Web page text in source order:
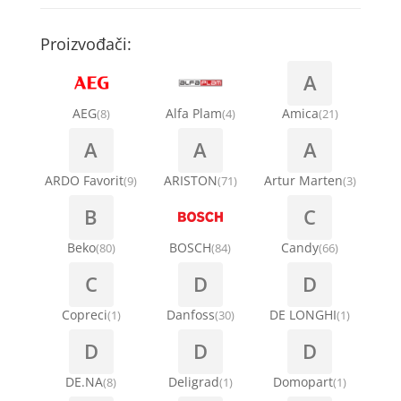
Ručice za vrata za veš mašinu
Šarke za veš mašine
Stakla i okviri vrata za veš mašinu
Termostati i hidrostati za veš mašine
Točkići za sudo mašine
Kompresori za klima uređaje
Kondenz creva
Nosači za klimu
Ostali materijal za montažu klima uređaja
Proizvođači:
AEG(8) Alfa Plam(4)
A
Amica(21)
A
ARDO Favorit(9)
A
ARISTON(71)
A
Artur Marten(3)
B
Beko(80) BOSCH(84)
C
Candy(66)
C
Copreci(1)
D
Danfoss(30)
D
DE LONGHI(1)
D
DE.NA(8)
D
Deligrad(1)
D
Domopart(1)